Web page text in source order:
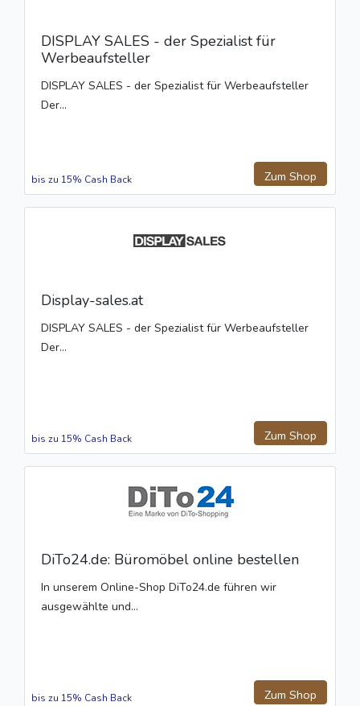
DISPLAY SALES - der Spezialist für
Werbeaufsteller
DISPLAY SALES - der Spezialist für Werbeaufsteller
Der...
Zum Shop
bis zu 15% Cash Back
Display-sales.at
DISPLAY SALES - der Spezialist für Werbeaufsteller
Der...
Zum Shop
bis zu 15% Cash Back
DiTo24.de: Büromöbel online bestellen
In unserem Online-Shop DiTo24.de führen wir
ausgewählte und...
Zum Shop
bis zu 15% Cash Back